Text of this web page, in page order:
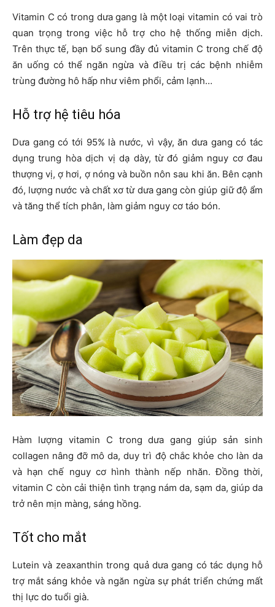
Vitamin C có trong dưa gang là một loại vitamin có vai trò
quan trọng trong việc hỗ trợ cho hệ thống miễn dịch.
Trên thực tế, bạn bổ sung đầy đủ vitamin C trong chế độ
ăn uống có thể ngăn ngừa và điều trị các bệnh nhiễm
trùng đường hô hấp như viêm phổi, cảm lạnh…
Hỗ trợ hệ tiêu hóa
Dưa gang có tới 95% là nước, vì vậy, ăn dưa gang có tác
dụng trung hòa dịch vị dạ dày, từ đó giảm nguy cơ đau
thượng vị, ợ hơi, ợ nóng và buồn nôn sau khi ăn. Bên cạnh
đó, lượng nước và chất xơ từ dưa gang còn giúp giữ độ ẩm
và tăng thể tích phân, làm giảm nguy cơ táo bón.
Làm đẹp da
Hàm lượng vitamin C trong dưa gang giúp sản sinh
collagen nâng đỡ mô da, duy trì độ chắc khỏe cho làn da
và hạn chế nguy cơ hình thành nếp nhăn. Đồng thời,
vitamin C còn cải thiện tình trạng nám da, sạm da, giúp da
trở nên mịn màng, sáng hồng.
Tốt cho mắt
Lutein và zeaxanthin trong quả dưa gang có tác dụng hỗ
trợ mắt sáng khỏe và ngăn ngừa sự phát triển chứng mất
thị lực do tuổi già.